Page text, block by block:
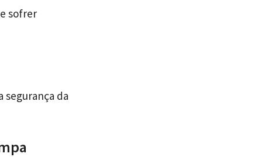
sofrer
segurança da